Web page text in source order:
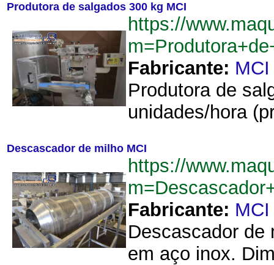
Produtora de salgados 300 kg MCI
https://
Fabricante: MCI
Produtora de
unidades/hora
Descascador de milho MCI
https://
Fabricante: MCI
Descascador de
em aço inox.